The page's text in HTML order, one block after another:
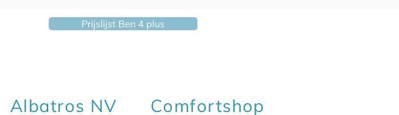
Prijslijst Ben 4 plus
Albatros NV Comfortshop